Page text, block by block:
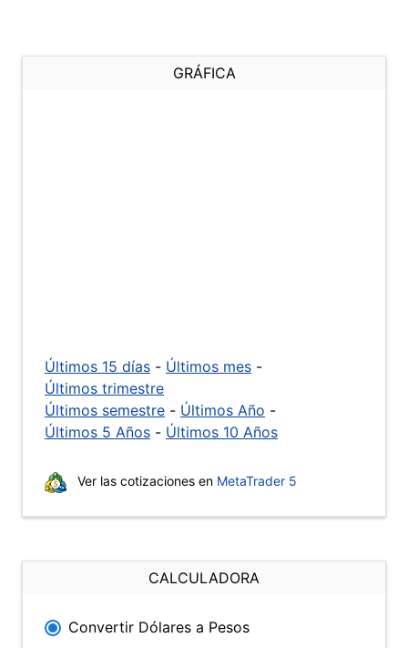
GRÁFICA
Últimos 15 días - Últimos mes -
Últimos trimestre
Últimos semestre - Últimos Año -
Últimos 5 Años - Últimos 10 Años
Ver las cotizaciones en MetaTrader 5
CALCULADORA
Convertir Dólares a Pesos